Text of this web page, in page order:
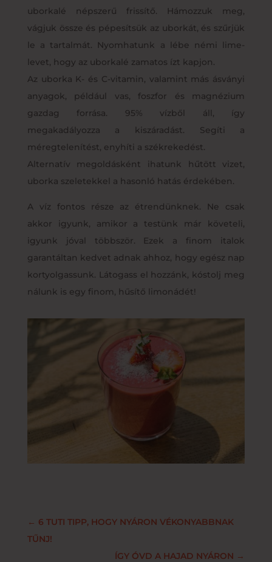
uborkalé népszerű frissítő. Hámozzuk meg,
vágjuk össze és pépesítsük az uborkát, és szűrjük
le a tartalmát. Nyomhatunk a lébe némi lime-
levet, hogy az uborkalé zamatos ízt kapjon.
Az uborka K- és C-vitamin, valamint más ásványi
anyagok, például vas, foszfor és magnézium
gazdag forrása. 95% vízből áll, így
megakadályozza a kiszáradást. Segíti a
méregtelenítést, enyhíti a székrekedést.
Alternatív megoldásként ihatunk hűtött vizet,
uborka szeletekkel a hasonló hatás érdekében.
A víz fontos része az étrendünknek. Ne csak
akkor igyunk, amikor a testünk már követeli,
igyunk jóval többször. Ezek a finom italok
garantáltan kedvet adnak ahhoz, hogy egész nap
kortyolgassunk. Látogass el hozzánk, kóstolj meg
nálunk is egy finom, hűsítő limonádét!
← 6 TUTI TIPP, HOGY NYÁRON VÉKONYABBNAK
TŰNJ!
ÍGY ÓVD A HAJAD NYÁRON →